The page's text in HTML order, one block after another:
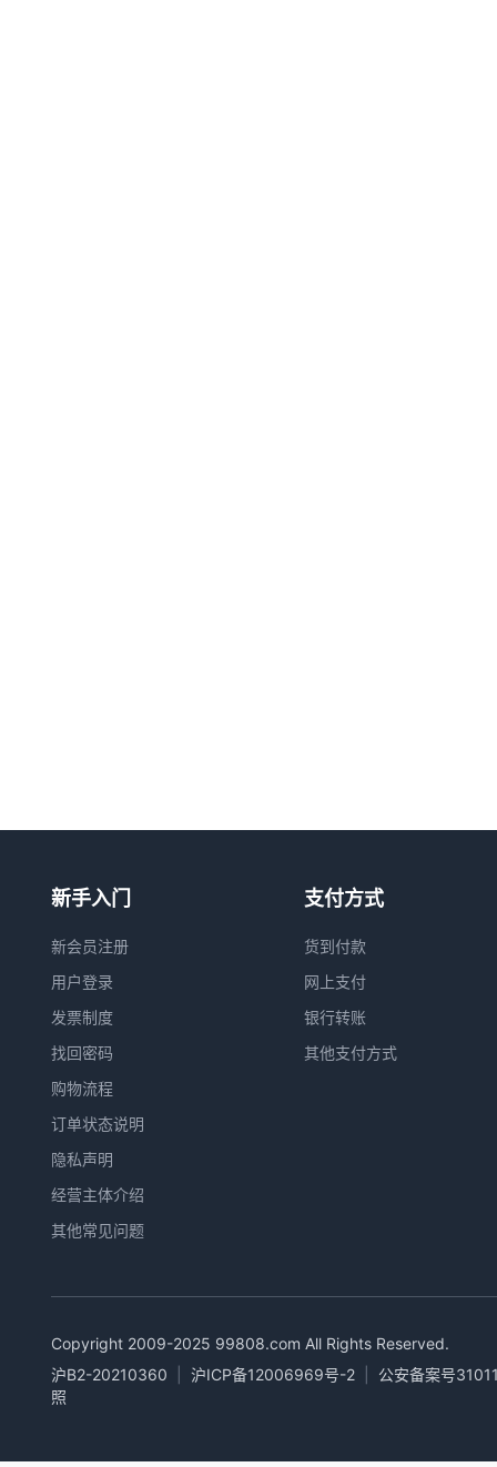
新手入门
新会员注册
用户登录
发票制度
找回密码
购物流程
订单状态说明
隐私声明
经营主体介绍
其他常见问题
支付方式
货到付款
网上支付
银行转账
其他支付方式
Copyright 2009-2025 99808.com All Rights Reserved.
沪B2-20210360
沪ICP备12006969号-2
公安备案号
照